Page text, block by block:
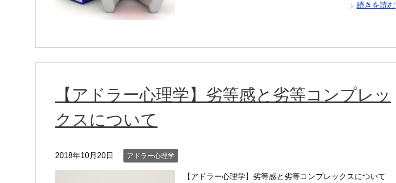
続きを読む
【アドラー心理学】劣等感と劣等コンプレッ
クスについて
2018年10月20日 アドラー心理学
【アドラー心理学】劣等感と劣等コンプレックスについて